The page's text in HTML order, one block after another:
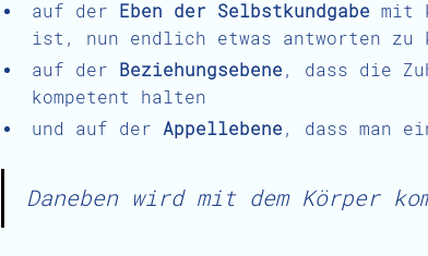
auf der Eben der Selbstkundgabe mit
ist, nun endlich etwas antworten zu
auf der Beziehungsebene , dass die
kompetent halten
und auf der Appellebene , dass man
Daneben wird mit dem Körper